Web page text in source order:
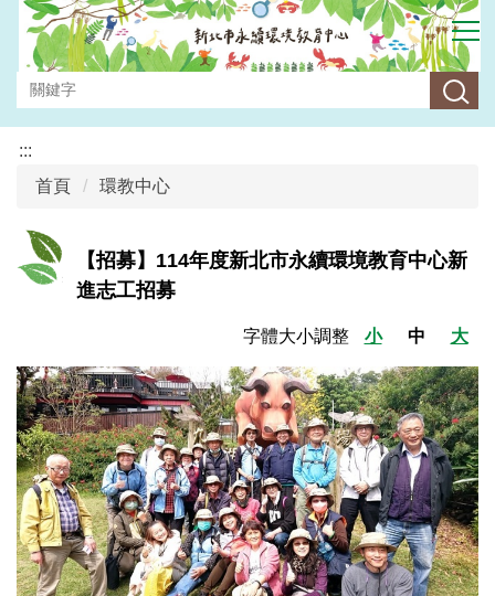
主
內
容
:::
首頁
環教中心
【招募】114年度新北市永續環境教育中心新
進志工招募
字體大小調整 小 中 大